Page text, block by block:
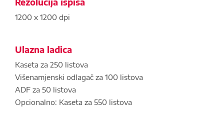
1200 x 1200 dpi
Ulazna ladica
Kaseta za 250 listova
Višenamjenski odlagač za 100 listova
ADF za 50 listova
Opcionalno: Kaseta za 550 listova